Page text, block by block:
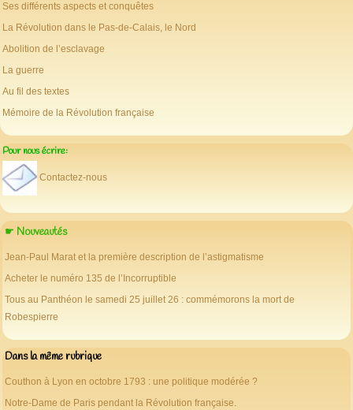
Ses différents aspects et conquêtes
La Révolution dans le Pas-de-Calais, le Nord
Abolition de l’esclavage
La guerre
Au fil des textes
Mémoire de la Révolution française
Pour nous écrire:
Contactez-nous
☛ Nouveautés
Jean-Paul Marat et la première description de l’astigmatisme
Acheter le numéro 135 de l’Incorruptible
Tous au Panthéon le samedi 25 juillet 26 : commémorons la mort de
Robespierre
Dans la même rubrique
Couthon à Lyon en octobre 1793 : une politique modérée ?
Notre-Dame de Paris pendant la Révolution française.